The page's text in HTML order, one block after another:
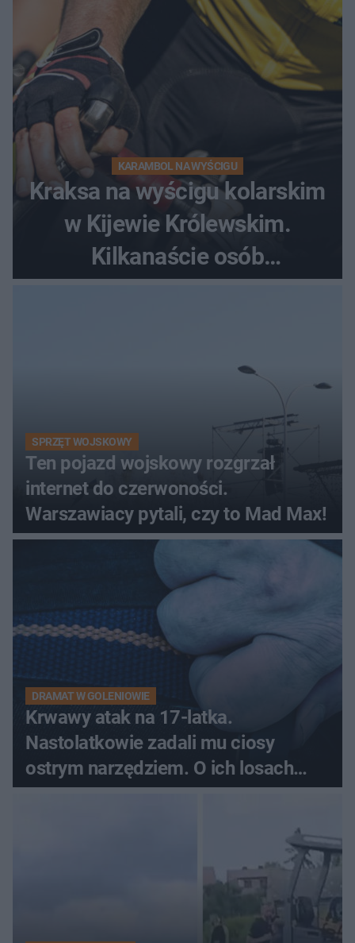
KARAMBOL NA WYŚCIGU
Kraksa na wyścigu kolarskim
w Kijewie Królewskim.
Kilkanaście osób
SPRZĘT WOJSKOWY
Ten pojazd wojskowy rozgrzał
internet do czerwoności.
Warszawiacy pytali, czy to Mad Max!
DRAMAT W GOLENIOWIE
Krwawy atak na 17-latka.
Nastolatkowie zadali mu ciosy
ostrym narzędziem. O ich losach
zdecyduje sąd rodzinny